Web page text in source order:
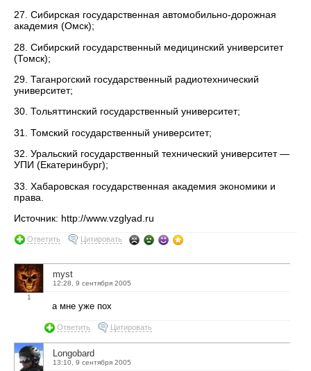
27. Сибирская государственная автомобильно-дорожная
академия (Омск);
28. Сибирский государственный медицинский университет
(Томск);
29. Таганрогский государственный радиотехнический
университет;
30. Тольяттинский государственный университет;
31. Томский государственный университет;
32. Уральский государственный технический университет —
УПИ (Екатеринбург);
33. Хабаровская государственная академия экономики и
права.
Источник: http://www.vzglyad.ru
Ответить Цитировать
1
myst
12:28, 9 сентября 2005
а мне уже пох
Ответить Цитировать
Longobard
13:10, 9 сентября 2005